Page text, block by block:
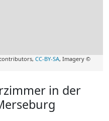
CC-BY-SA, Imagery ©
in der